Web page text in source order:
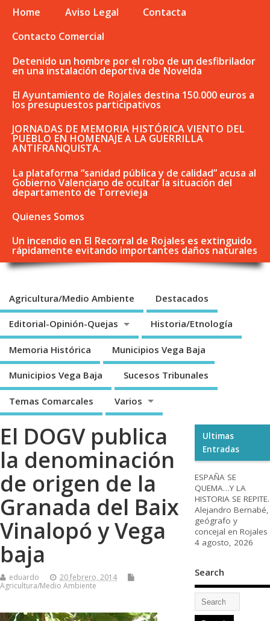
Home Aviso Legal
Contacta
Contacto Comercial
Detenido un hombre por el robo de un desfibrilador
en una instalación deportiva de Novelda
El Ayuntamiento de Rojales destina 150.000 euros a
los presupuestos participativos
JORNADAS DE MEMORIA HISTÓRICA VIENTO DEL
PUEBLO EN HOMENAJE A LA GUERRILLA
ANTIFRANQUISTA.
La plataforma “sanidad pública y de calidad” acusa al
Gobierno Valenciano de ocultar la situación del
departamento de Torrevieja
Quienes Somos
Un incendio en El Recorral de Rojales es extinguido
rápidamente evitando importantes daños naturales
Agricultura/Medio Ambiente Destacados
Editorial-Opinión-Quejas Historia/Etnología
Memoria Histórica Municipios Vega Baja
Municipios Vega Baja Sucesos Tribunales
Temas Comarcales Varios
El DOGV publica
la denominación
de origen de la
Granada del Baix
Vinalopó y Vega
baja
eduardo
20 febrero, 2014
Agricultura/Medio Ambiente
Ultimas
Entradas
ESPAÑA SE
QUEMA…Y LA
HISTORIA SE REPITE.
Alejandro Bernabé,
geógrafo y
concejal en Rojales
4 agosto, 2026
Search